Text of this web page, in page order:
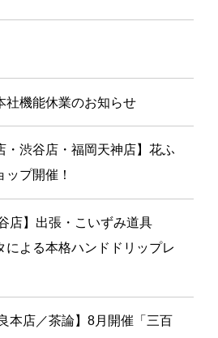
社機能休業のお知らせ
・渋谷店・福岡天神店】花ふ
プ開催！
店】出張・こいずみ道具
本格ハンドドリップレ
本店／茶論】8月開催「三百